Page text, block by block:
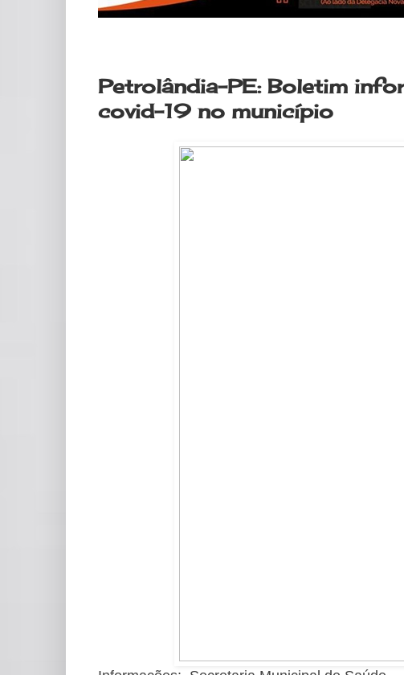
Petrolândia-PE: Boletim
covid-19 no município